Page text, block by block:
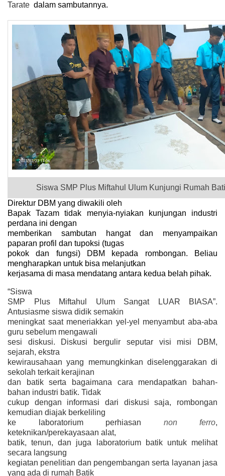
Tarate dalam sambutannya.
Siswa SMP Plus Miftahul Ulum Kunjungi Rumah
Direktur DBM yang diwakili oleh
Bapak Tazam tidak menyia-nyiakan kunjungan industri
perdana ini dengan
memberikan sambutan hangat dan menyampaikan
paparan profil dan tupoksi (tugas
pokok dan fungsi) DBM kepada rombongan. Beliau
mengharapkan untuk bisa melanjutkan
kerjasama di masa mendatang antara kedua belah pihak.
“Siswa
SMP Plus Miftahul Ulum Sangat LUAR BIASA”.
Antusiasme siswa didik semakin
meningkat saat meneriakkan yel-yel menyambut aba-aba
guru sebelum mengawali
sesi diskusi. Diskusi bergulir seputar visi misi DBM,
sejarah, ekstra
kewirausahaan yang memungkinkan diselenggarakan di
sekolah terkait kerajinan
dan batik serta bagaimana cara mendapatkan bahan-
bahan industri batik. Tidak
cukup dengan informasi dari diskusi saja, rombongan
kemudian diajak berkeliling
ke laboratorium perhiasan non ferro,
keteknikan/perekayasaan alat,
batik, tenun, dan juga laboratorium batik untuk melihat
secara langsung
kegiatan penelitian dan pengembangan serta layanan jasa
yang ada di rumah Batik